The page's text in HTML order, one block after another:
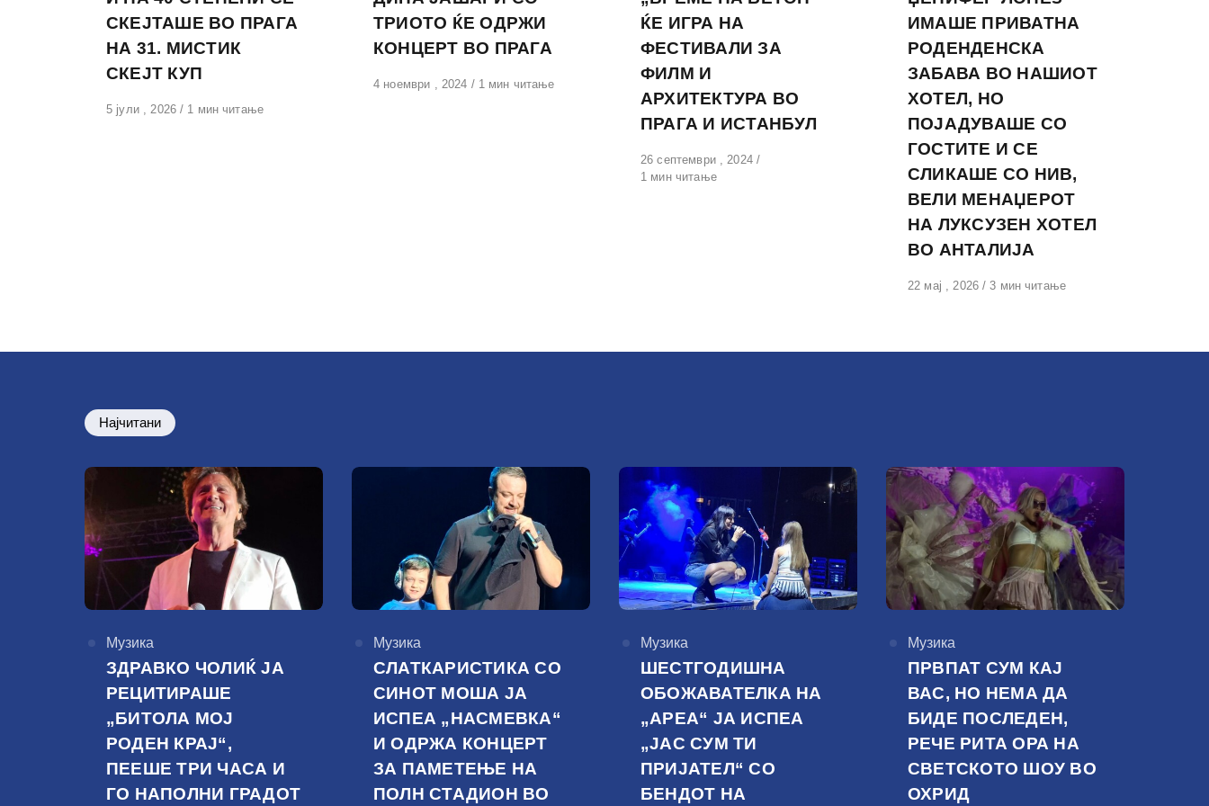
СКЕЈТАШЕ ВО ПРАГА
НА 31. МИСТИК
СКЕЈТ КУП
Објавено
5 јули , 2026 1 мин читање
ТРИОТО ЌЕ ОДРЖИ
КОНЦЕРТ ВО ПРАГА
Објавено
4 ноември , 2024 1 мин читање
ЌЕ ИГРА НА
ФЕСТИВАЛИ ЗА
ФИЛМ И
АРХИТЕКТУРА ВО
ПРАГА И ИСТАНБУЛ
Објавено
на
26 септември , 2024
1 мин читање
ИМАШЕ ПРИВАТНА
РОДЕНДЕНСКА
ЗАБАВА ВО НАШИОТ
ХОТЕЛ, НО
ПОЈАДУВАШЕ СО
ГОСТИТЕ И СЕ
СЛИКАШЕ СО НИВ,
ВЕЛИ МЕНАЏЕРОТ
НА ЛУКСУЗЕН ХОТЕЛ
ВО АНТАЛИЈА
Објавено
22 мај , 2026 3 мин читање
Најчитани
КАтегорија
Музика
ЗДРАВКО ЧОЛИЌ ЈА
РЕЦИТИРАШЕ
„БИТОЛА МОЈ
РОДЕН КРАЈ“,
ПЕЕШЕ ТРИ ЧАСА И
ГО НАПОЛНИ ГРАДОТ
КАтегорија
Музика
СЛАТКАРИСТИКА СО
СИНОТ МОША ЈА
ИСПЕА „НАСМЕВКА“
И ОДРЖА КОНЦЕРТ
ЗА ПАМЕТЕЊЕ НА
ПОЛН СТАДИОН ВО
КАтегорија
Музика
ШЕСТГОДИШНА
ОБОЖАВАТЕЛКА НА
„АРЕА“ ЈА ИСПЕА
„ЈАС СУМ ТИ
ПРИЈАТЕЛ“ СО
БЕНДОТ НА
КАтегорија
Музика
ПРВПАТ СУМ КАЈ
ВАС, НО НЕМА ДА
БИДЕ ПОСЛЕДЕН,
РЕЧЕ РИТА ОРА НА
СВЕТСКОТО ШОУ ВО
ОХРИД